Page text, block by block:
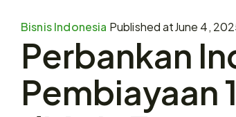
Bisnis Indonesia Published atJune 4,
Perbankan
Pembiayaan